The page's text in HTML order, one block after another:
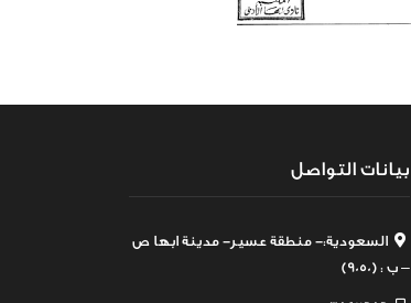
بيانات التواصل
السعودية:- منطقة عسير- مدينة ابها ص
– ب : (9050)